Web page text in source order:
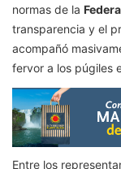
normas de la
transparencia y el
acompañó
fervor a los púgiles
Entre los